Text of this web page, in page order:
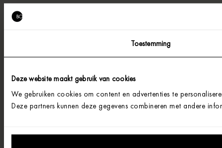
Toestemming
Deze website maakt gebruik van cookies
We gebruiken cookies om content en advertenties te
Deze partners kunnen deze gegevens combineren met andere